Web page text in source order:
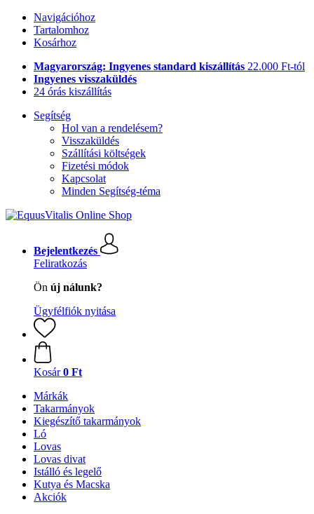
Navigációhoz
Tartalomhoz
Kosárhoz
Magyarország: Ingyenes standard kiszállítás 22.000 Ft-tól
Ingyenes visszaküldés
24 órás kiszállítás
Segítség
Hol van a rendelésem?
Visszaküldés
Szállítási költségek
Fizetési módok
Kapcsolat
Minden Segítség-téma
Bejelentkezés
Feliratkozás
Ön új nálunk?
Ügyfélfiók nyitása
Kosár 0 Ft
Márkák
Takarmányok
Kiegészítő takarmányok
Ló
Lovas
Lovas divat
Istálló és legelő
Kutya és Macska
Akciók